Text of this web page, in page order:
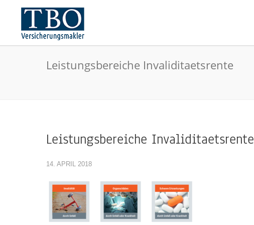
Leistungsbereiche Invaliditaetsrente
Leistungsbereiche Invaliditaetsrente
14. APRIL 2018